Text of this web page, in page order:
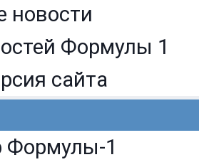
новости
Формулы 1
сайта
1